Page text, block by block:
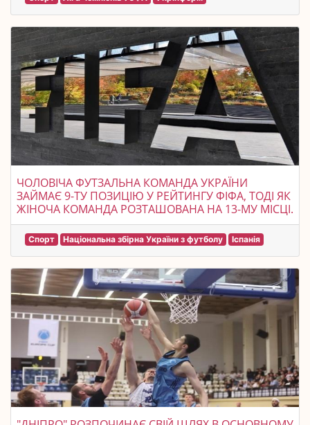
ЧОЛОВІЧА ФУТЗАЛЬНА КОМАНДА УКРАЇНИ
ЗАЙМАЄ 9-ТУ ПОЗИЦІЮ У РЕЙТИНГУ ФІФА, ТОДІ ЯК
ЖІНОЧА КОМАНДА РОЗТАШОВАНА НА 13-МУ МІСЦІ.
Спорт Національна збірна України з футболу Іспанія